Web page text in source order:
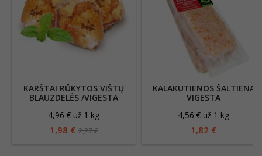
KARŠTAI RŪKYTOS VIŠTŲ
BLAUZDELĖS /VIGESTA
4,96 € už 1 kg
1,98 € 2,27 €
KALAKUTIENOS ŠALTIENA
VIGESTA
4,56 € už 1 kg
1,82 €